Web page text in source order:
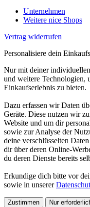
Unternehmen
Weitere nice Shops
Vertrag widerrufen
Personalisiere dein
Nur mit deiner
und weitere Technologien,
Einkaufserlebnis zu bieten.
Dazu erfassen wir Daten
Geräte. Diese nutzen wir
Website und um dir
sowie zur Analyse der
deine verschlüsselten
dir über deren Online-
du deren Dienste bereits
Erkundige dich bitte vor
sowie in unserer
Zustimmen Nur